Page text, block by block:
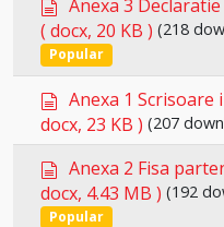
m
e
n
Select
o
c
u
m
e
n
Anexa 3
( docx, 20 KB ) (218
Popular
Select
an
item
d
o
c
u
m
e
Anexa 1
docx, 23 KB ) (207
Select
d
o
c
Anexa 2 Fisa
docx, 4.43 MB ) (192
Popular